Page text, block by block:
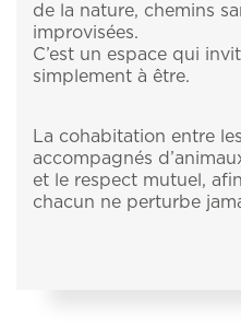
de la nature, chemins
improvisées.
C’est un espace qui
simplement à être.
La cohabitation entre
accompagnés
et le respect mutuel,
chacun ne perturbe